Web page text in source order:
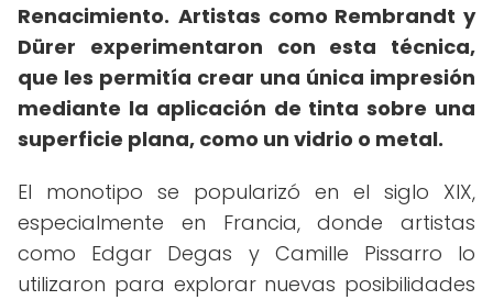
Renacimiento. Artistas como Rembrandt y
Dürer experimentaron con esta técnica,
que les permitía crear una única impresión
mediante la aplicación de tinta sobre una
superficie plana, como un vidrio o metal.
El monotipo se popularizó en el siglo XIX,
especialmente en Francia, donde artistas
como Edgar Degas y Camille Pissarro lo
utilizaron para explorar nuevas posibilidades